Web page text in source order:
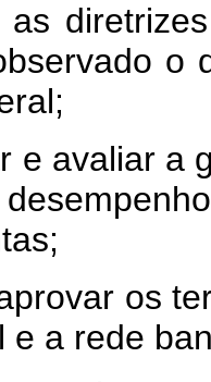
o
e avaliar a
os
e a rede